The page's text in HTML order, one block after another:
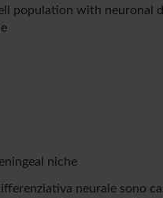
population with neuronal
niche
neurale sono